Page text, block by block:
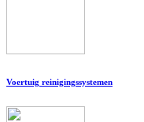
Voertuig reinigingssystemen